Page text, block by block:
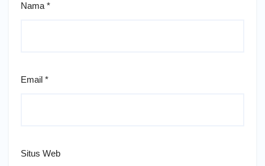
Nama *
Email *
Situs Web